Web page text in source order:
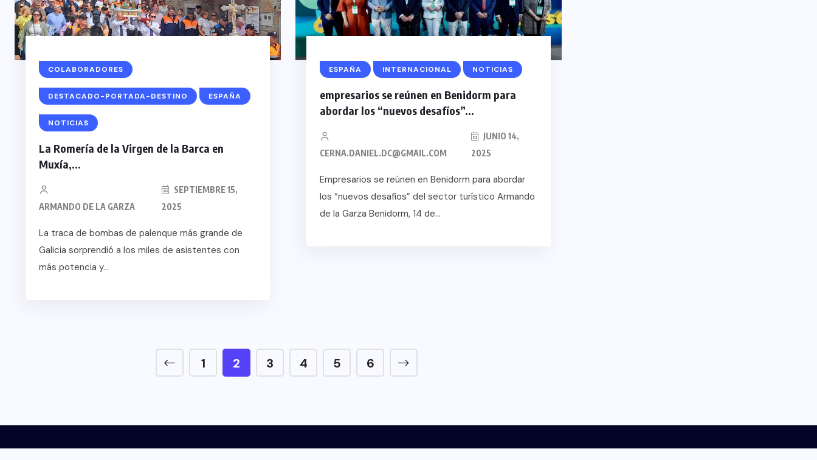
COLABORADORES
DESTACADO-PORTADA-DESTINO ESPAÑA
NOTICIAS
La Romería de la Virgen de la Barca en
Muxía,...
ARMANDO DE LA GARZA
SEPTIEMBRE 15,
2025
La traca de bombas de palenque más grande de
Galicia sorprendió a los miles de asistentes con
más potencia y...
ESPAÑA INTERNACIONAL NOTICIAS
empresarios se reúnen en Benidorm para
abordar los “nuevos desafíos”...
CERNA.DANIEL.DC@GMAIL.COM
JUNIO 14,
2025
Empresarios se reúnen en Benidorm para abordar
los “nuevos desafíos” del sector turístico Armando
de la Garza Benidorm, 14 de...
1 2 3 4 5 6